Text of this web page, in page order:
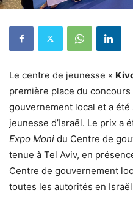
Le centre de jeunesse «
première place du concours
gouvernement local et a
jeunesse d’Israël. Le prix a
Expo Moni du Centre de
tenue à Tel Aviv, en
Centre de gouvernement
toutes les autorités en